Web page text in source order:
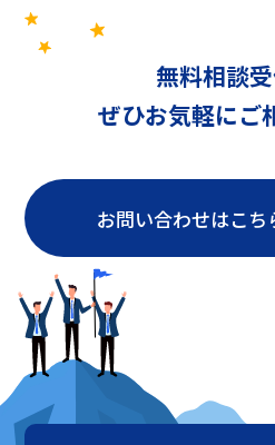
無料相談受
ぜひお気軽にご
お問い合わせはこち